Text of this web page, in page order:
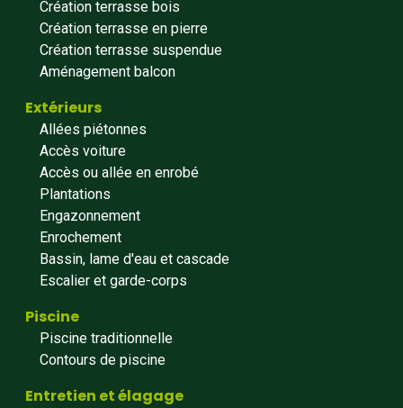
Création terrasse bois
Création terrasse en pierre
Création terrasse suspendue
Aménagement balcon
Extérieurs
Allées piétonnes
Accès voiture
Accès ou allée en enrobé
Plantations
Engazonnement
Enrochement
Bassin, lame d'eau et cascade
Escalier et garde-corps
Piscine
Piscine traditionnelle
Contours de piscine
Entretien et élagage